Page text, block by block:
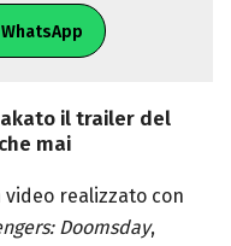
il trailer del
mai
realizzato con
Doomsday,